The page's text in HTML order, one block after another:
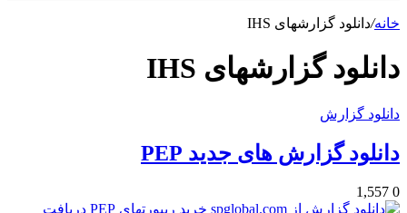
خانه/دانلود گزارشهای IHS
دانلود گزارشهای IHS
دانلود گزارش
دانلود گزارش های جدید PEP
0